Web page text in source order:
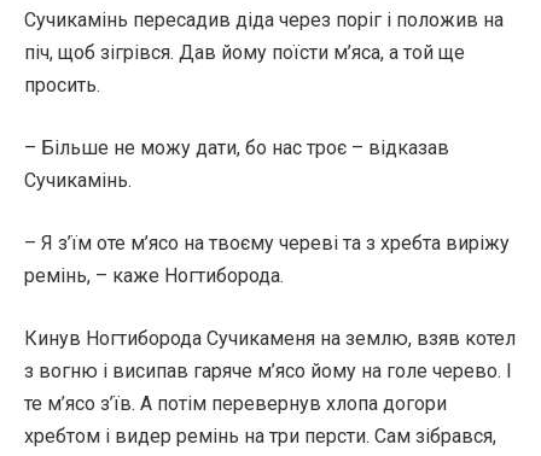
Сучикамінь пересадив діда через поріг і положив на
піч, щоб зігрівся. Дав йому поїсти м’яса, а той ще
просить.
– Більше не можу дати, бо нас троє – відказав
Сучикамінь.
– Я з’їм оте м’ясо на твоєму череві та з хребта виріжу
ремінь, – каже Ногтиборода.
Кинув Ногтиборода Сучикаменя на землю, взяв котел
з вогню і висипав гаряче м’ясо йому на голе черево. І
те м’ясо з’їв. А потім перевернув хлопа догори
хребтом і видер ремінь на три персти. Сам зібрався,